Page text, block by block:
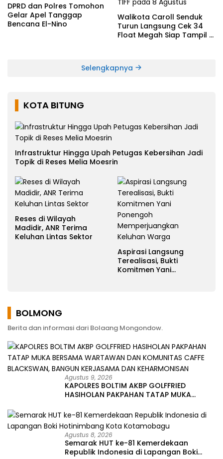
DPRD dan Polres Tomohon
Gelar Apel Tanggap
Bencana El-Nino
Walikota Caroll Senduk
Turun Langsung Cek 34
Float Megah Siap Tampil di
Selengkapnya
KOTA BITUNG
Infrastruktur Hingga Upah Petugas Kebersihan Jadi
Topik di Reses Melia Moesrin
Reses di Wilayah
Madidir, ANR Terima
Keluhan Lintas Sektor
Aspirasi Langsung
Terealisasi, Bukti
Komitmen Yani
BOLMONG
Berita dan informasi dari Bolaang Mongondow.
Agustus 9, 2026
KAPOLRES BOLTIM AKBP GOLFFRIED
HASIHOLAN PAKPAHAN TATAP MUKA
CAFFE BLACKSWAN, BANGUN KERJASAMA
DAN KEHARMONISAN
Agustus 8, 2026
Semarak HUT ke-81 Kemerdekaan
Republik Indonesia di Lapangan Boki